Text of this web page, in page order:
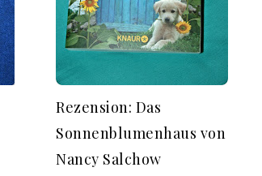
Rezension: Das
Sonnenblumenhaus von
Nancy Salchow